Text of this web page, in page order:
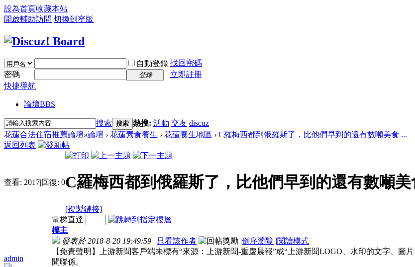
設為首頁收藏本站
開啟輔助訪問 切換到窄版
自動登錄 找回密碼
密碼
登錄
立即註冊
快捷導航
論壇BBS
搜索 搜索 熱搜: 活動 交友 discuz
花蓮合法住宿推薦論壇»論壇 › 花蓮素食養生 › 花蓮養生地區 › C羅梅西都到俄羅斯了，比他們早到的還有數噸美食 ...
返回列表
查看: 2017|回復: 0C羅梅西都到俄羅斯了，比他們早到的還有數噸美
[複製鏈接]
admin
電梯直達
樓主
發表於 2018-8-20 19:49:59 | 只看該作者 |倒序瀏覽 |閱讀模式
【免責聲明】上游新聞客戶端未標有“來源：上游新聞-重慶晨報”或“上游新聞LOGO、水印的文字、
聞聯係。